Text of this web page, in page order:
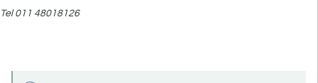
Tel 011 48018126